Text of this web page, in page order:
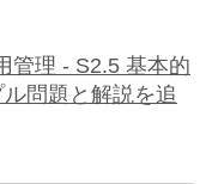
管理 - S2.5 基本的
問題と解説を追